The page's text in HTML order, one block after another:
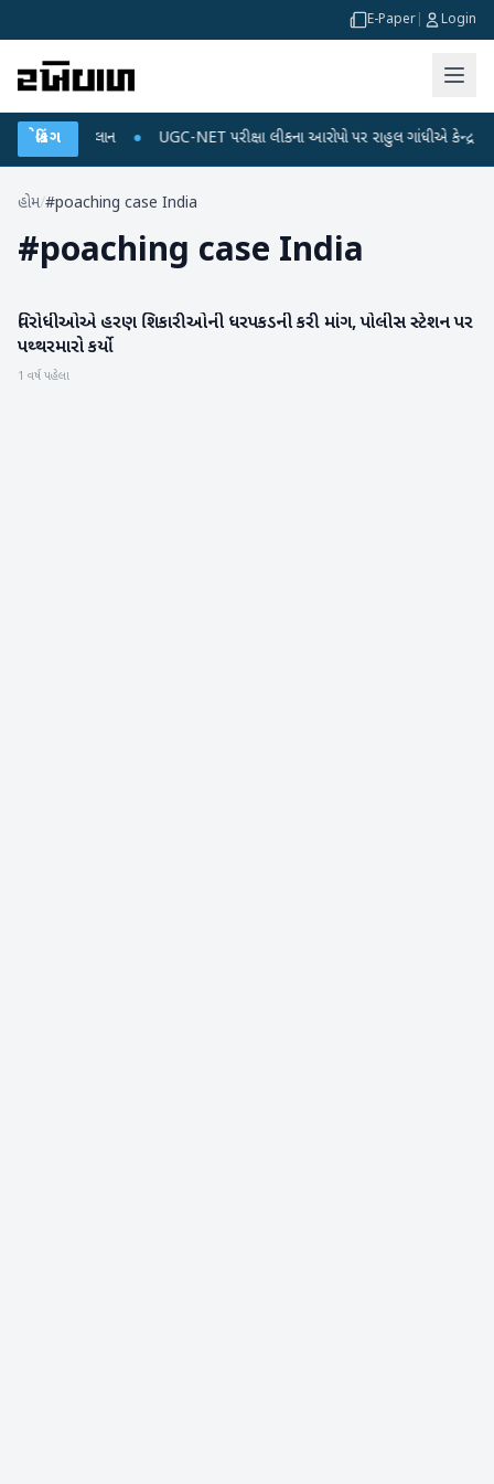
E-Paper Login
બ્રેકિંગ
અને ડેટા પ્લાન ● UGC-NET પરીક્ષા લીકના આરોપો પર રાહુલ ગાંધીએ કેન્દ્ર પર
હોમ/#poaching case India
#poaching case India
રાષ્ટ્રીય
વિરોધીઓએ હરણ શિકારીઓની ધરપકડની કરી માંગ, પોલીસ સ્ટેશન પર
પથ્થરમારો કર્યો
1 વર્ષ પહેલા